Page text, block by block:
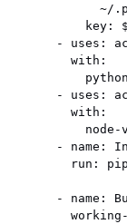
~/
key:
- uses:
        with:
- uses:
        with:
node-
- name:
run:
- name: